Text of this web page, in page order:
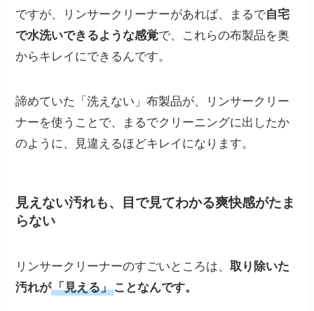
ですが、リンサークリーナーがあれば、まるで自宅
で水洗いできるような感覚で、これらの布製品を奥
からキレイにできるんです。
諦めていた「洗えない」布製品が、リンサークリー
ナーを使うことで、まるでクリーニングに出したか
のように、見違えるほどキレイになります。
見えない汚れも、目で見てわかる爽快感がたま
らない
リンサークリーナーのすごいところは、取り除いた
汚れが「見える」ことなんです。